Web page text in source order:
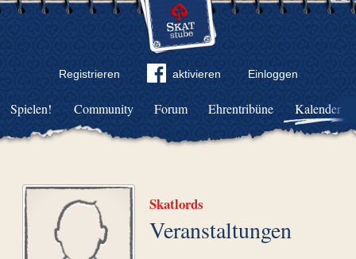
Registrieren aktivieren Einloggen
Community Forum Ehrentribüne Kalender
Spielen!
Skatlords
Veranstaltungen